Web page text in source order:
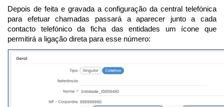
Depois de feita e gravada a configuração da central telefónica
para efetuar chamadas passará a aparecer junto a cada
contacto telefónico da ficha das entidades um ícone que
permitirá a ligação direta para esse número: